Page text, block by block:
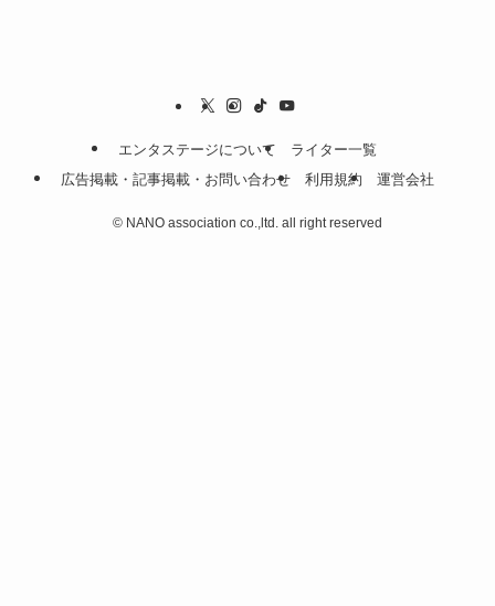
エンタステージについて
ライター一覧
広告掲載・記事掲載・お問い合わせ
利用規約 運営会社
© NANO association co.,ltd. all right reserved